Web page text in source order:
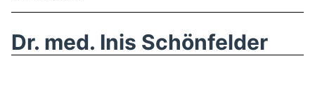
Dr. med. Inis Schönfelder